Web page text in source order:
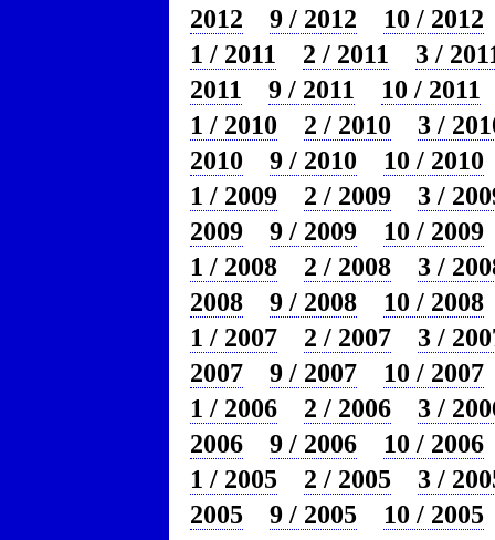
2012
9 / 2012
10 / 2012
1 / 2011
2 / 2011
3 /
2011
9 / 2011
10 / 2011
1 / 2010
2 / 2010
3 /
2010
9 / 2010
10 / 2010
1 / 2009
2 / 2009
3 /
2009
9 / 2009
10 / 2009
1 / 2008
2 / 2008
3 /
2008
9 / 2008
10 / 2008
1 / 2007
2 / 2007
3 /
2007
9 / 2007
10 / 2007
1 / 2006
2 / 2006
3 /
2006
9 / 2006
10 / 2006
1 / 2005
2 / 2005
3 /
2005
9 / 2005
10 / 2005